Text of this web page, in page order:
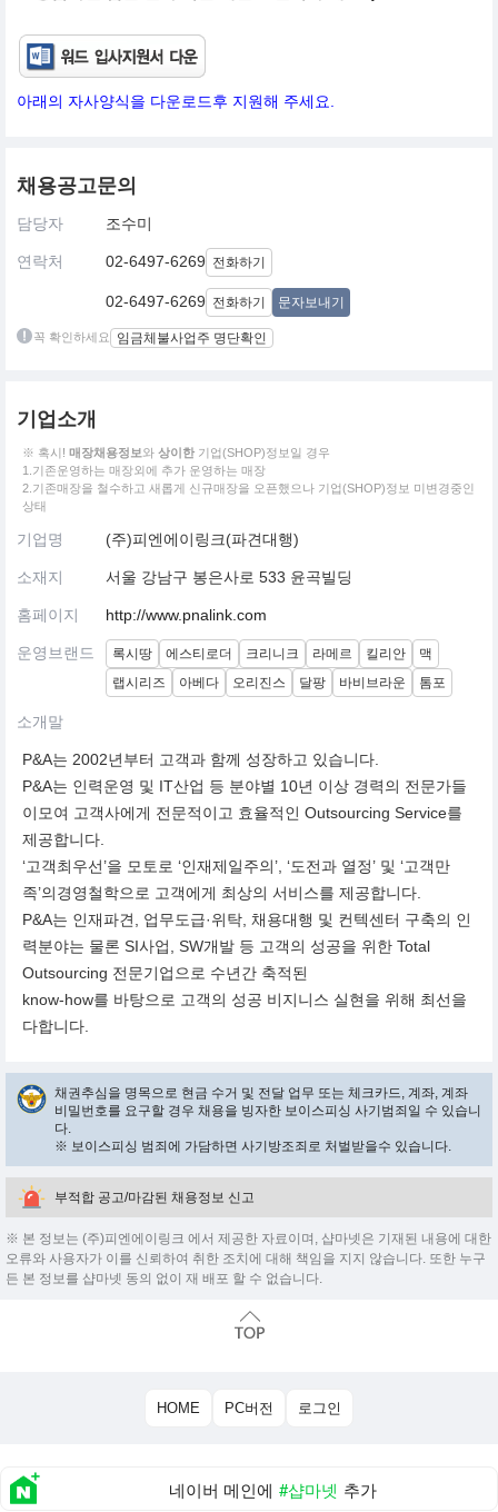
아래의 자사양식을 다운로드후 지원해 주세요.
채용공고문의
담당자 조수미
연락처 02-6497-6269 전화하기
02-6497-6269 전화하기 문자보내기
꼭 확인하세요 임금체불사업주 명단확인
기업소개
※ 혹시! 매장채용정보와 상이한 기업(SHOP)정보일 경우
1.기존운영하는 매장외에 추가 운영하는 매장
2.기존매장을 철수하고 새롭게 신규매장을 오픈했으나 기업(SHOP)정보 미변경중인
상태
기업명 (주)피엔에이링크(파견대행)
소재지 서울 강남구 봉은사로 533 윤곡빌딩
홈페이지 http://www.pnalink.com
운영브랜드 록시땅 에스티로더 크리니크 라메르 킬리안
맥
랩시리즈
아베다 오리진스 달팡 바비브라운 톰포
소개말
P&A는 2002년부터 고객과 함께 성장하고 있습니다.
P&A는 인력운영 및 IT산업 등 분야별 10년 이상 경력의 전문가들
이모여 고객사에게 전문적이고 효율적인 Outsourcing Service를
제공합니다.
‘고객최우선’을 모토로 ‘인재제일주의’, ‘도전과 열정’ 및 ‘고객만
족’의경영철학으로 고객에게 최상의 서비스를 제공합니다.
P&A는 인재파견, 업무도급·위탁, 채용대행 및 컨텍센터 구축의 인
력분야는 물론 SI사업, SW개발 등 고객의 성공을 위한 Total
Outsourcing 전문기업으로 수년간 축적된
know-how를 바탕으로 고객의 성공 비지니스 실현을 위해 최선을
다합니다.
채권추심을 명목으로 현금 수거 및 전달 업무 또는 체크카드, 계좌, 계좌
비밀번호를 요구할 경우 채용을 빙자한 보이스피싱 사기범죄일 수 있습니
다.
※ 보이스피싱 범죄에 가담하면 사기방조죄로 처벌받을수 있습니다.
부적합 공고/마감된 채용정보 신고
※ 본 정보는 (주)피엔에이링크 에서 제공한 자료이며, 샵마넷은 기재된 내용에 대한
오류와 사용자가 이를 신뢰하여 취한 조치에 대해 책임을 지지 않습니다. 또한 누구
든 본 정보를 샵마넷 동의 없이 재 배포 할 수 없습니다.
HOME PC버전 로그인
네이버 메인에 #샵마넷 추가